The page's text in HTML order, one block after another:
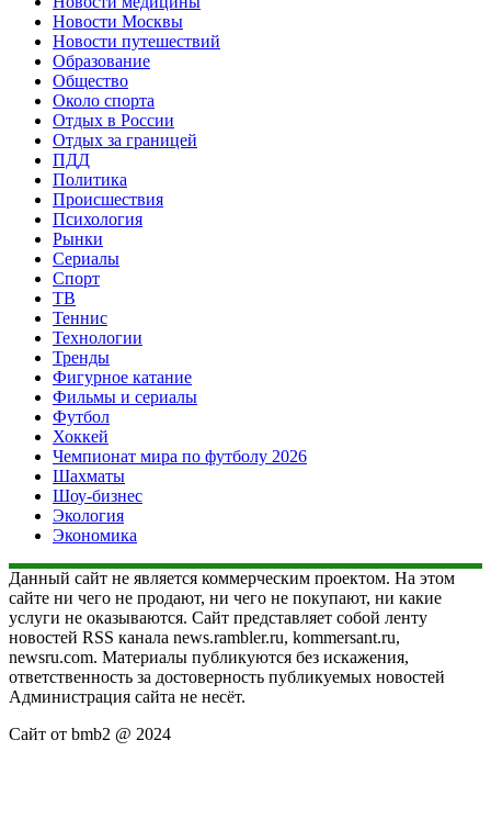
Новости Москвы
Новости путешествий
Образование
Общество
Около спорта
Отдых в России
Отдых за границей
ПДД
Политика
Происшествия
Психология
Рынки
Сериалы
Спорт
ТВ
Теннис
Технологии
Тренды
Фигурное катание
Фильмы и сериалы
Футбол
Хоккей
Чемпионат мира по футболу 2026
Шахматы
Шоу-бизнес
Экология
Экономика
Данный сайт не является коммерческим проектом. На этом
сайте ни чего не продают, ни чего не покупают, ни какие
услуги не оказываются. Сайт представляет собой ленту
новостей RSS канала news.rambler.ru, kommersant.ru,
newsru.com. Материалы публикуются без искажения,
ответственность за достоверность публикуемых новостей
Администрация сайта не несёт.
Сайт от bmb2 @ 2024